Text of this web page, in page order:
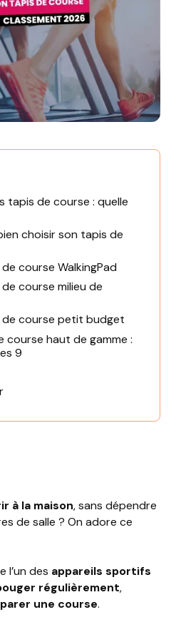
tapis de course : quelle
choisir son tapis de
course WalkingPad
course milieu de
de course petit budget
course haut de gamme :
9
à la maison, sans dépendre
de salle ? On adore ce
l’un des appareils sportifs
régulièrement,
une course.